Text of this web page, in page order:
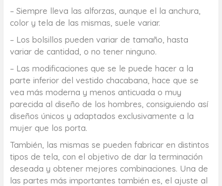
– Siempre lleva las alforzas, aunque el la anchura,
color y tela de las mismas, suele variar.
– Los bolsillos pueden variar de tamaño, hasta
variar de cantidad, o no tener ninguno.
– Las modificaciones que se le puede hacer a la
parte inferior del vestido chacabana, hace que se
vea más moderna y menos anticuada o muy
parecida al diseño de los hombres, consiguiendo así
diseños únicos y adaptados exclusivamente a la
mujer que los porta.
También, las mismas se pueden fabricar en distintos
tipos de tela, con el objetivo de dar la terminación
deseada y obtener mejores combinaciones. Una de
las partes más importantes también es, el ajuste al